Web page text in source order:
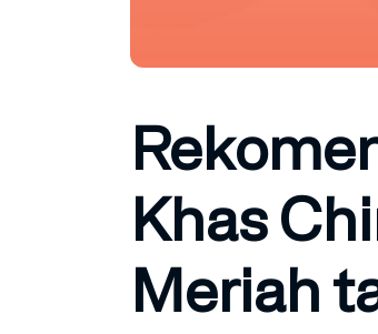
Khas
Meriah